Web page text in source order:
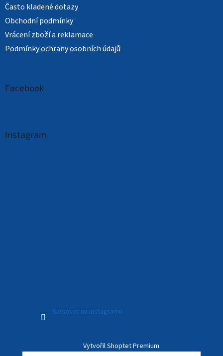
Často kladené dotazy
Obchodní podmínky
Vrácení zboží a reklamace
Podmínky ochrany osobních údajů
Facebook
Instagram
Sledovat na Instagramu
Vytvořil Shoptet Premium
“Jednoduchá obsluha”